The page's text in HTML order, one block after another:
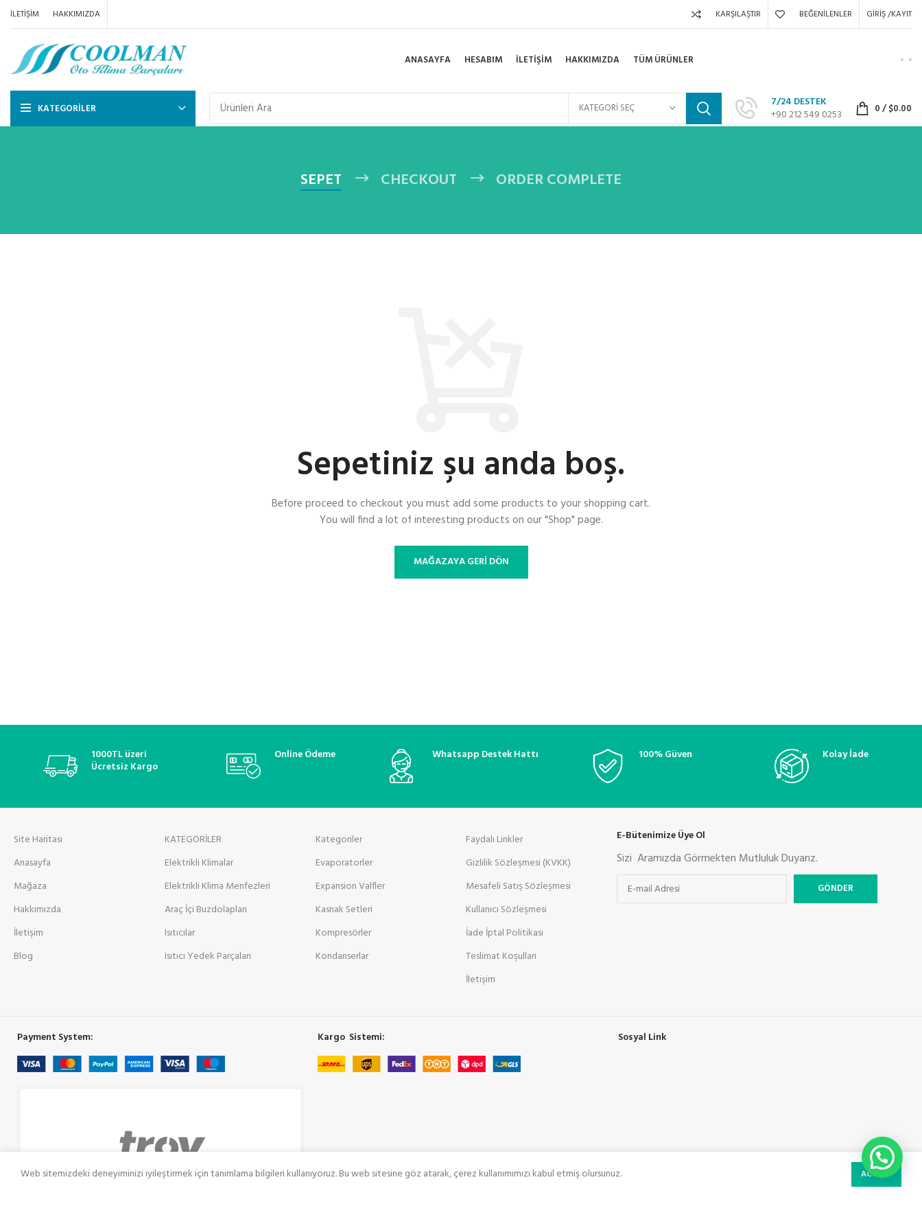
İLETIŞIM HAKKIMIZDA KARŞILAŞTIR BEĞENILENLER GIRIŞ /KAYIT
ANASAYFA HESABIM İLETIŞIM HAKKIMIZDA TÜM ÜRÜNLER
KATEGORILER KATEGORI SEÇ
7/24 DESTEK
+90 212 549 0253
0/$0.00
SEPET CHECKOUT ORDER COMPLETE
Sepetiniz şu anda boş.
Before proceed to checkout you must add some products to your shopping cart.
You will find a lot of interesting products on our "Shop" page.
MAĞAZAYA GERI DÖN
1000TL üzeri
Ücretsiz Kargo
Online Ödeme Whatsapp Destek Hattı 100% Güven Kolay İade
Site Haritası
Anasayfa
Mağaza
Hakkımızda
İletişim
Blog
KATEGORİLER
Elektrikli Klimalar
Elektrikli Klima Menfezleri
Araç İçi Buzdolapları
Isıtıcılar
Isıtıcı Yedek Parçaları
Kategoriler
Evaporatorler
Expansion Valfler
Kasnak Setleri
Kompresörler
Kondanserlar
Faydalı Linkler
Gizlilik Sözleşmesi (KVKK)
Mesafeli Satış Sözleşmesi
Kullanıcı Sözleşmesi
İade İptal Politikası
Teslimat Koşulları
İletişim
E-Bütenimize Üye Ol
Sizi Aramızda Görmekten Mutluluk Duyarız.
Payment System: Kargo Sistemi: Sosyal Link
Web sitemizdeki deneyiminizi iyileştirmek için tanımlama bilgileri kullanıyoruz. Bu web sitesine göz atarak, çerez kullanımımızı kabul etmiş olursunuz. ACCEPT